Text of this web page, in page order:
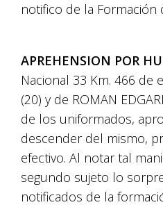
notifico de la Formación
APREHENSION POR
Nacional 33 Km. 466 de
(20) y de ROMAN
de los uniformados,
descender del mismo,
efectivo. Al notar tal
segundo sujeto lo
notificados de la